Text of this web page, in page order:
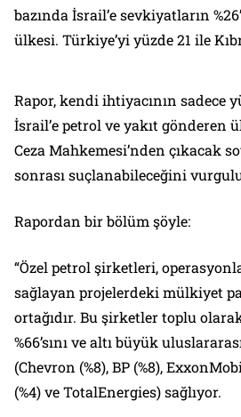
bazında İsrail’e sevkiyatların
ülkesi. Türkiye’yi yüzde 21 ile
Rapor, kendi ihtiyacının sadece
İsrail’e petrol ve yakıt gönderen
Ceza Mahkemesi’nden çıkacak
sonrası suçlanabileceğini
Rapordan bir bölüm şöyle:
“Özel petrol şirketleri,
sağlayan projelerdeki mülkiyet
ortağıdır. Bu şirketler toplu
%66’sını ve altı büyük
(Chevron (%8), BP (%8),
(%4) ve TotalEnergies) sağlıyor.